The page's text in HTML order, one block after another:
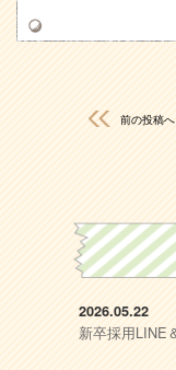
前の投稿へ
2026.05.22
新卒採用LINE